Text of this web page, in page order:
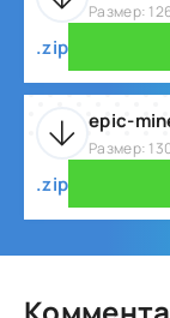
Размер:
.zip
epic-
Размер:
.zip